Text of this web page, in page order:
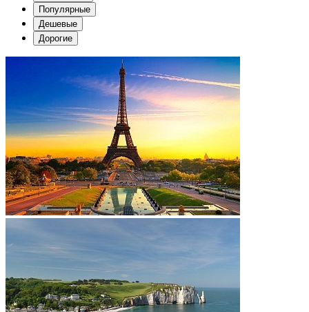
Популярные
Дешевые
Дорогие